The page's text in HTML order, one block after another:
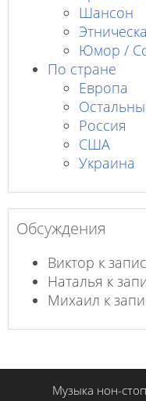
Шансон
Юмор /
По стране
Европа
Россия
США
Украина
Обсуждения
Виктор к
Наталья к
Михаил к
Музыка нон-